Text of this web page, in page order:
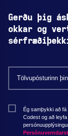
Gerðu þig
okkar og
Ég samþykki að
Codest og að